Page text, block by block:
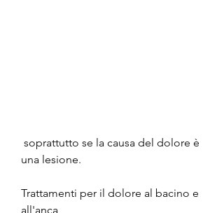
una lesione.
Trattamenti per il dolore al bacino e
all'anca